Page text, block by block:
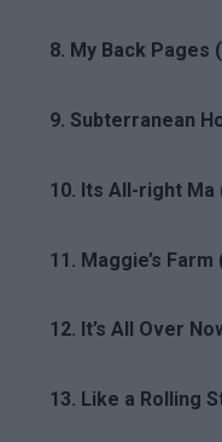
8. My Back Pages
9. Subterranean
10. Its All-right Ma
11. Maggie’s Farm
12. It’s All Over
13. Like a Rolling